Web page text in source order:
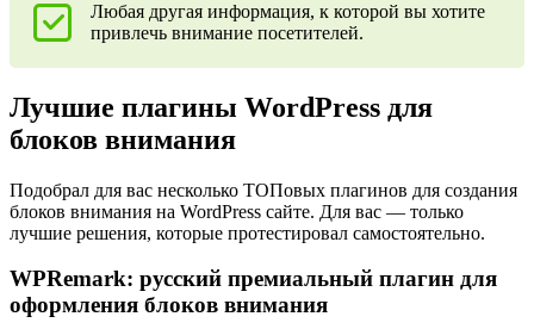
Любая другая информация, к которой вы хотите
привлечь внимание посетителей.
Лучшие плагины WordPress для
блоков внимания
Подобрал для вас несколько ТОПовых плагинов для создания
блоков внимания на WordPress сайте. Для вас — только
лучшие решения, которые протестировал самостоятельно.
WPRemark: русский премиальный плагин для
оформления блоков внимания